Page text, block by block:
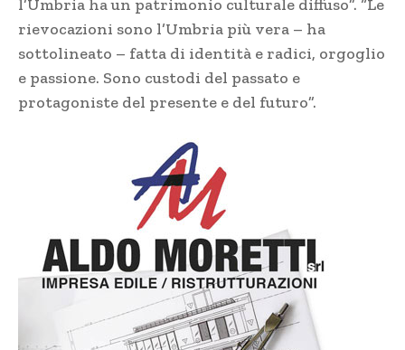
l’Umbria ha un patrimonio culturale diffuso”. “Le
rievocazioni sono l’Umbria più vera – ha
sottolineato – fatta di identità e radici, orgoglio
e passione. Sono custodi del passato e
protagoniste del presente e del futuro”.